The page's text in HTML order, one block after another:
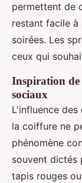
permettent de
restant facile
soirées. Les
ceux qui
Inspiration de
sociaux
L'influence des
la coiffure ne
phénomène
souvent dictés
tapis rouges